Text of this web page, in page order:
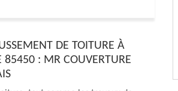
DE TOITURE À
85450 : MR COUVERTURE